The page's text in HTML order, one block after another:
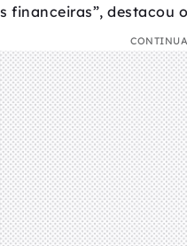
financeiras”, destacou